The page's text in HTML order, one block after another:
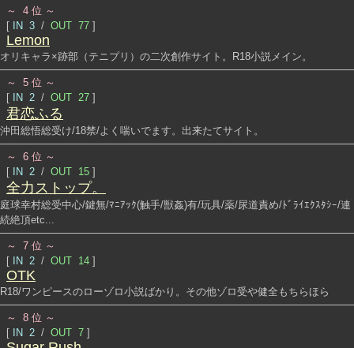
～ 4 位 ～
[
IN 3 / OUT 77 ]
Lemon
オリキャラ×跡部（テニプリ）の二次創作サイト。R18小説メイン。
～ 5 位 ～
[
IN 2 / OUT 27 ]
君恋ふる
沖田総悟総受け/18禁/よく喘いでます。出来たてサイト。
～ 6 位 ～
[
IN 2 / OUT 15 ]
全力ストップ。
庭球幸村総受中心/鍵無/ﾏﾆｱｯｸ(触手/獣姦)有/玩具/薬/尿道責め/ﾄﾞﾗｲｴｸｽﾀｼｰ/連
続絶頂etc...
～ 7 位 ～
[
IN 2 / OUT 14 ]
OTK
R18/ワンピースのローゾロ小説ばかり。その他ゾロ受や健全もちらほら
～ 8 位 ～
[
IN 2 / OUT 7 ]